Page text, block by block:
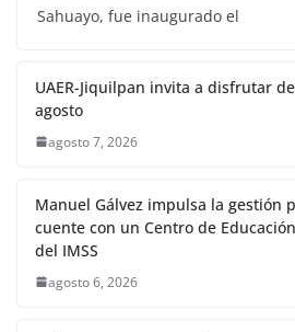
Sahuayo, fue inaugurado el
UAER-Jiquilpan invita a disfrutar
agosto
agosto 7, 2026
Manuel Gálvez impulsa la gestión
cuente con un Centro de
del IMSS
agosto 6, 2026